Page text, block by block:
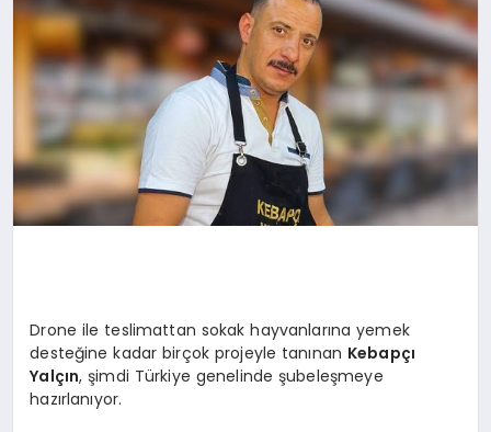
Drone ile teslimattan sokak hayvanlarına yemek
desteğine kadar birçok projeyle tanınan Kebapçı
Yalçın, şimdi Türkiye genelinde şubeleşmeye
hazırlanıyor.